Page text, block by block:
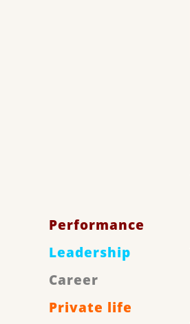
Performance
Leadership
Career
Private life